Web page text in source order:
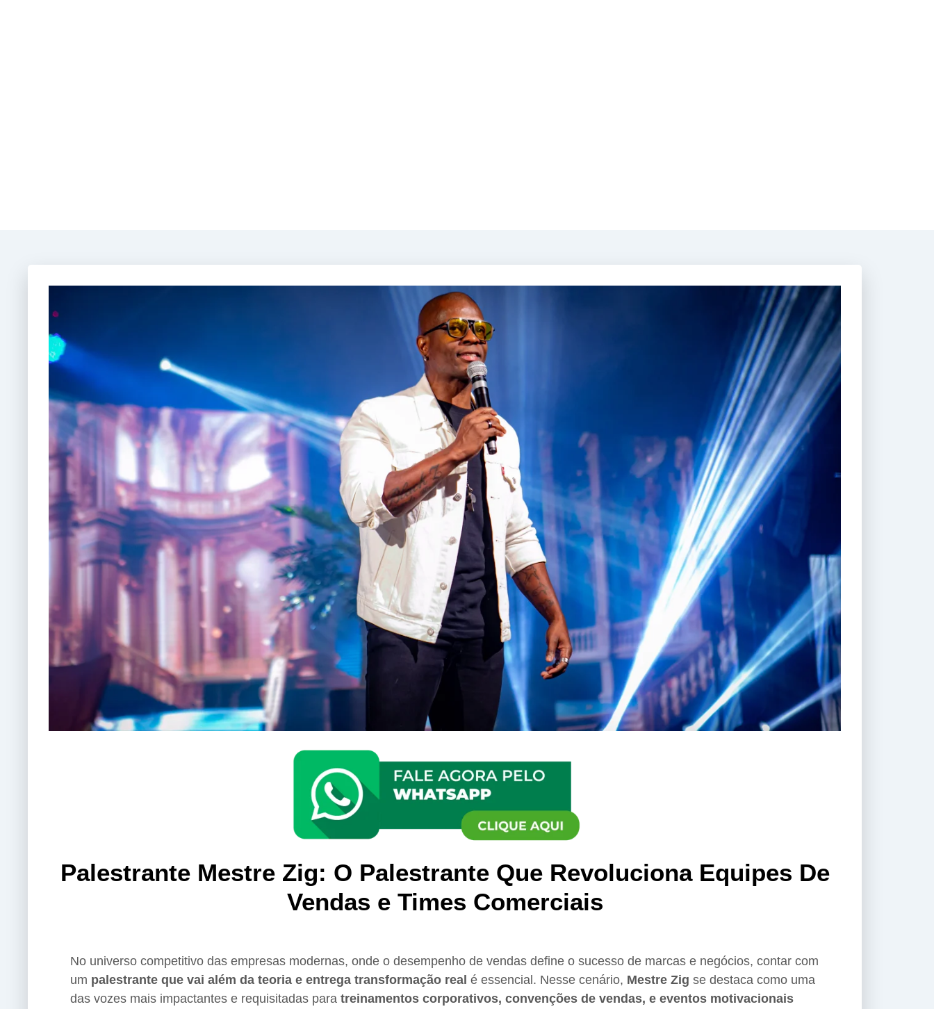
Palestrante Mestre Zig: O Palestrante Que Revoluciona Equipes De
Vendas e Times Comerciais
No universo competitivo das empresas modernas, onde o desempenho de vendas define o sucesso de marcas e negócios, contar com
um palestrante que vai além da teoria e entrega transformação real é essencial. Nesse cenário, Mestre Zig se destaca como uma
das vozes mais impactantes e requisitadas para treinamentos corporativos, convenções de vendas, e eventos motivacionais